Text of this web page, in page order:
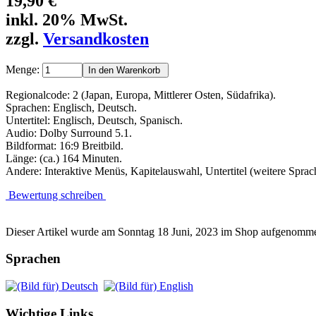
inkl. 20% MwSt.
zzgl. Versandkosten
Menge:
Regionalcode: 2 (Japan, Europa, Mittlerer Osten, Südafrika).
Sprachen: Englisch, Deutsch.
Untertitel: Englisch, Deutsch, Spanisch.
Audio: Dolby Surround 5.1.
Bildformat: 16:9 Breitbild.
Länge: (ca.) 164 Minuten.
Andere: Interaktive Menüs, Kapitelauswahl, Untertitel (weitere
Bewertung schreiben
Dieser Artikel wurde am Sonntag 18 Juni, 2023 im Shop
Sprachen